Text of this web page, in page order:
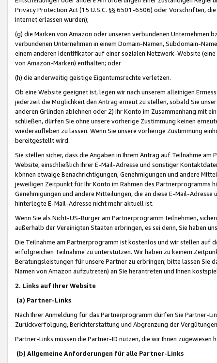
Privacy Protection Act (15 U.S.C. §§ 6501-6506) oder Vorschriften,
Internet erlassen wurden);
(g) die Marken von Amazon oder unseren verbundenen Unternehmen
verbundenen Unternehmen in einem Domain-Namen, Subdomain-
einem anderen Identifikator auf einer sozialen Netzwerk-Website
von Amazon-Marken) enthalten; oder
(h) die anderweitig geistige Eigentumsrechte verletzen.
Ob eine Website geeignet ist, legen wir nach unserem alleinigen
jederzeit die Möglichkeit den Antrag erneut zu stellen, sobald Sie
anderen Gründen ablehnen oder 2) Ihr Konto im Zusammenhang mit
schließen, dürfen Sie ohne unsere vorherige Zustimmung keinen
wiederaufleben zu lassen. Wenn Sie unsere vorherige Zustimmung
bereitgestellt wird.
Sie stellen sicher, dass die Angaben in Ihrem Antrag auf Teilnahme
Website, einschließlich Ihrer E-Mail-Adresse und sonstiger
können etwaige Benachrichtigungen, Genehmigungen und andere
jeweiligen Zeitpunkt für Ihr Konto im Rahmen des Partnerprogramms
Genehmigungen und andere Mitteilungen, die an diese E-Mail-
hinterlegte E-Mail-Adresse nicht mehr aktuell ist.
Wenn Sie als Nicht-US-Bürger am Partnerprogramm teilnehmen,
außerhalb der Vereinigten Staaten erbringen, es sei denn, Sie haben
Die Teilnahme am Partnerprogramm ist kostenlos und wir stellen auf
erfolgreichen Teilnahme zu unterstützen. Wir haben zu keinem
Beratungsleistungen für unsere Partner zu erbringen; bitte lassen Sie
Namen von Amazon aufzutreten) an Sie herantreten und Ihnen
2. Links auf Ihrer Website
(a) Partner-Links
Nach Ihrer Anmeldung für das Partnerprogramm dürfen Sie Partner-
Zurückverfolgung, Berichterstattung und Abgrenzung der
Partner-Links müssen die Partner-ID nutzen, die wir Ihnen zugewiesen
(b) Allgemeine Anforderungen für alle Partner-Links